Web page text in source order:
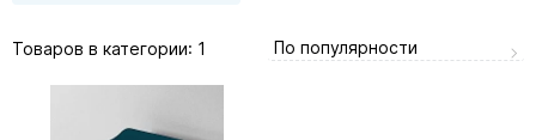
Товаров в категории: 1 По популярности